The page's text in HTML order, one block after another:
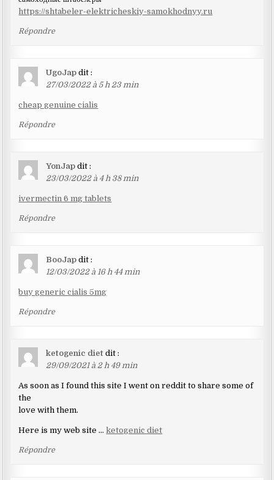
https://shtabeler-elektricheskiy-samokhodnyy.ru
Répondre
UgoJap dit :
27/03/2022 à 5 h 23 min
cheap genuine cialis
Répondre
YonJap dit :
23/03/2022 à 4 h 38 min
ivermectin 6 mg tablets
Répondre
BooJap dit :
12/03/2022 à 16 h 44 min
buy generic cialis 5mg
Répondre
ketogenic diet dit :
29/09/2021 à 2 h 49 min
As soon as I found this site I went on reddit to share some of
the
love with them.
Here is my web site … ketogenic diet
Répondre